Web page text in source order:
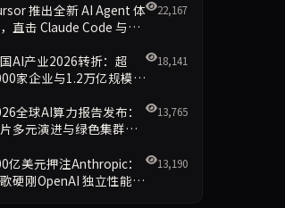
算力需求，同时巩固法国的数字基础
推出全新 AI Agent 体
直击 Claude Code 与
22,167
AI产业2026转折：超
家企业与1.2万亿规模引
18,141
全球AI算力报告发布：
多元演进与绿色集群引
13,765
亿美元押注Anthropic：
硬刚OpenAI 独立性能否
13,190